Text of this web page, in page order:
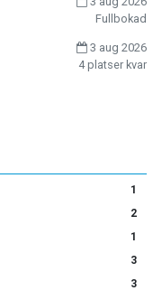
1
2
1
3
3
Fullbokad
3 aug 2026
4 platser kvar